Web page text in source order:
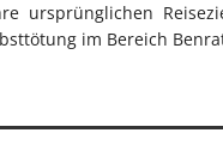
ursprünglichen
im Bereich